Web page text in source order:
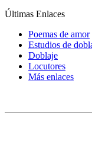
Últimas Enlaces
Poemas de amor
Estudios de
Doblaje
Locutores
Más enlaces